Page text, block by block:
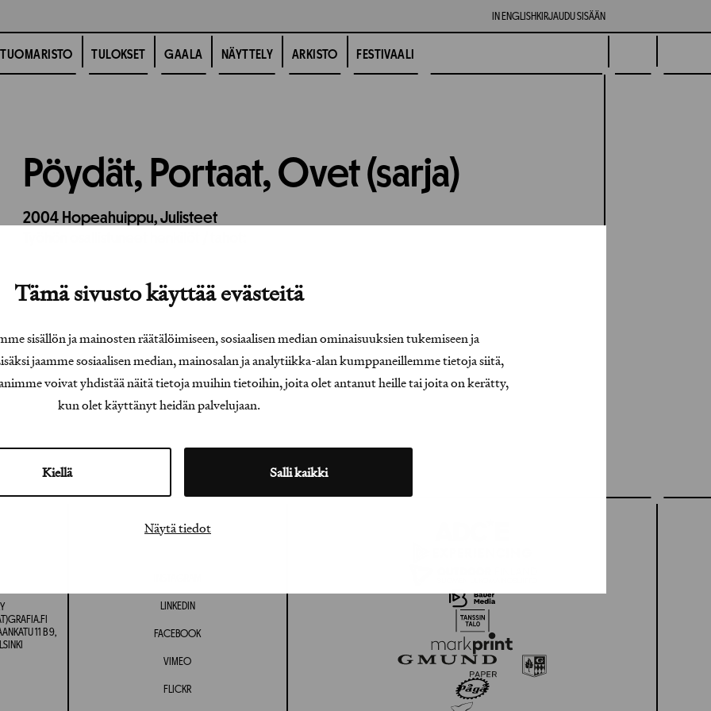
Tämä sivusto käyttää evästeitä
sisällön ja mainosten räätälöimiseen, sosiaalisen median ominaisuuksien tukemiseen ja
jaamme sosiaalisen median, mainosalan ja analytiikka-alan kumppaneillemme tietoja siitä,
voivat yhdistää näitä tietoja muihin tietoihin, joita olet antanut heille tai joita on kerätty,
kun olet käyttänyt heidän palvelujaan.
Kiellä Salli kaikki
Näytä tiedot
IN ENGLISH KIRJAUDU SISÄÄN
TUOMARISTO TULOKSET GAALA NÄYTTELY ARKISTO FESTIVAALI
Pöydät, Portaat, Ovet (sarja)
2004 Hopeahuippu,Julisteet
11 B 9,
LINKEDIN
FACEBOOK
VIMEO
FLICKR